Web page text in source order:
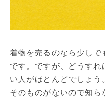
着物を売るのなら少し
です。ですが、どうす
い人がほとんどでしょ
そのものがないので知ら